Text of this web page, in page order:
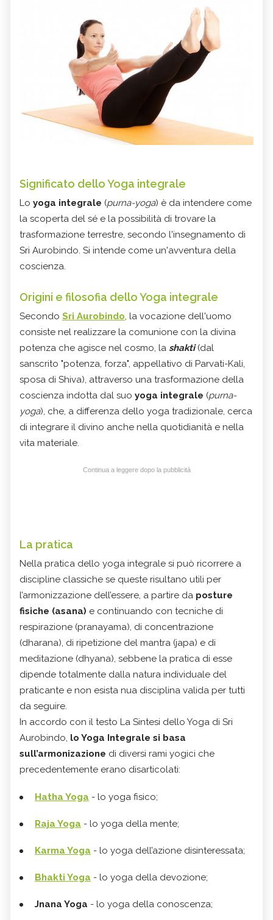
Significato dello Yoga integrale
Lo yoga integrale (purna-yoga) è da intendere come
la scoperta del sé e la possibilità di trovare la
trasformazione terrestre, secondo l'insegnamento di
Sri Aurobindo. Si intende come un'avventura della
coscienza.
Origini e filosofia dello Yoga integrale
Secondo Sri Aurobindo, la vocazione dell'uomo
consiste nel realizzare la comunione con la divina
potenza che agisce nel cosmo, la shakti(dal
sanscrito "potenza, forza", appellativo di Parvati-Kali,
sposa di Shiva), attraverso una trasformazione della
coscienza indotta dal suo yoga integrale (purna-
yoga), che, a differenza dello yoga tradizionale, cerca
di integrare il divino anche nella quotidianità e nella
vita materiale.
Continua a leggere dopo la pubblicità
La pratica
Nella pratica dello yoga integrale si può ricorrere a
discipline classiche se queste risultano utili per
l’armonizzazione dell’essere, a partire da posture
fisiche (asana) e continuando con tecniche di
respirazione (pranayama), di concentrazione
(dharana), di ripetizione del mantra (japa) e di
meditazione (dhyana), sebbene la pratica di esse
dipende totalmente dalla natura individuale del
praticante e non esista nua disciplina valida per tutti
da seguire.
In accordo con il testo La Sintesi dello Yoga di Sri
Aurobindo, lo Yoga Integrale si basa
sull’armonizazione di diversi rami yogici che
precedentemente erano disarticolati:
Hatha Yoga - lo yoga fisico;
Raja Yoga - lo yoga della mente;
Karma Yoga - lo yoga dell’azione disinteressata;
Bhakti Yoga - lo yoga della devozione;
Jnana Yoga - lo yoga della conoscenza;